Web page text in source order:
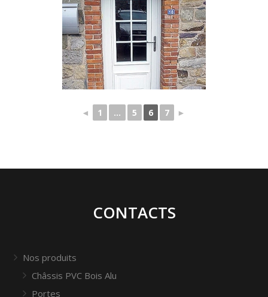
◄ 1 ... 5 6 7 ►
CONTACTS
Nos produits
Châssis PVC Bois Alu
Portes